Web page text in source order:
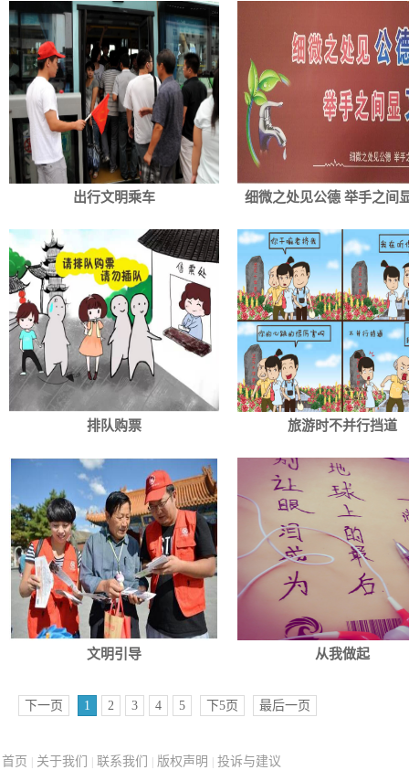
出行文明乘车 细微之处见公德 举手之间
排队购票 旅游时不并行挡道
文明引导 从我做起
下一页 1 2 3 4 5 下5页 最后一页
首页 关于我们 联系我们 版权声明 投诉与建议